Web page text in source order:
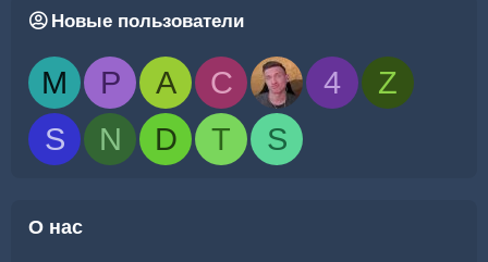
Новые пользователи
M P A C 4
Z
S
N D T S
О нас